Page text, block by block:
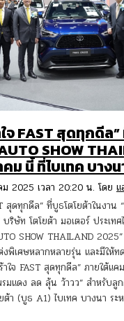
จ FAST สุดทุกดีล
SHOW
ม นี้ ที่ไบเทค บางน
2025 เวลา 20:20 น. โดย แ
สุดทุกดีล” ที่บูธโตโยต้าในงาน
ริษัท โตโยต้า มอเตอร์ ประเทศ
SHOW THAILAND
พิเศษหลากหลายรุ่น และมีให้ท
าใจ FAST สุดทุกดีล” ภายใต้แค
มแดง ลด ลุ้น ว้าวว” สำหรับลู
ต้า (บูธ A1) ไบเทค บางนา ระ